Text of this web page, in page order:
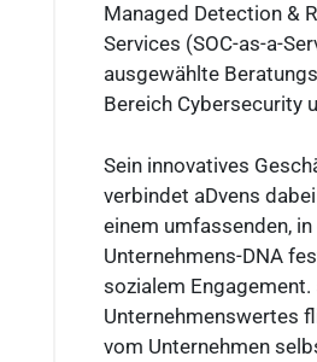
Managed Detection &
Services (SOC-as-a-
ausgewählte
Bereich Cybersecurity
Sein innovatives
verbindet aDvens
einem umfassenden, in
Unternehmens-DNA
sozialem
Unternehmenswertes
vom Unternehmen